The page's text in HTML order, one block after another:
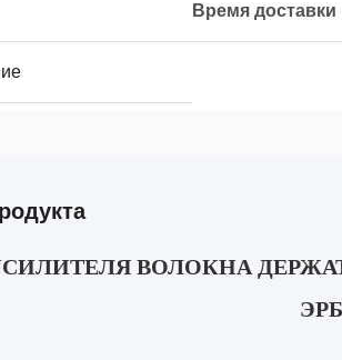
Время доставки
ВОЛОКНА